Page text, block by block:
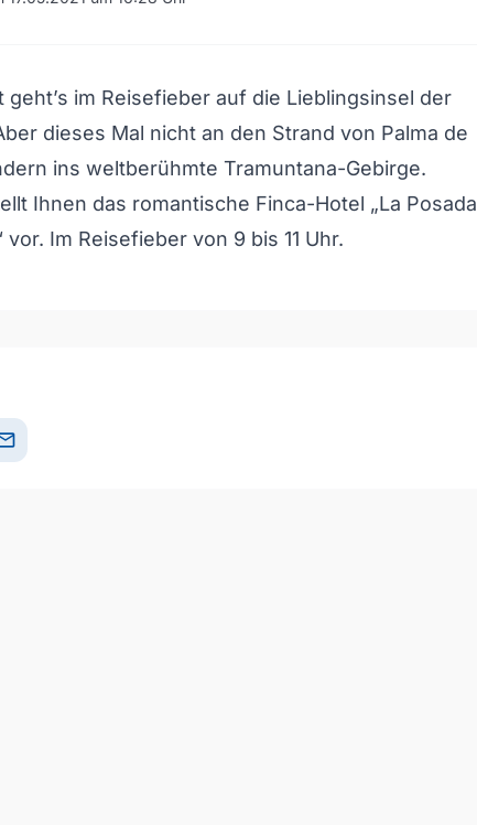
geht’s im Reisefieber auf die Lieblingsinsel der
dieses Mal nicht an den Strand von Palma de
ins weltberühmte Tramuntana-Gebirge.
Ihnen das romantische Finca-Hotel „La Posada
vor. Im Reisefieber von 9 bis 11 Uhr.